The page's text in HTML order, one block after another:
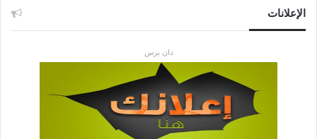
الإعلانات
دان برس